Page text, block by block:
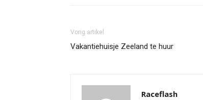
Vorig artikel
Vakantiehuisje Zeeland te huur
Raceflash